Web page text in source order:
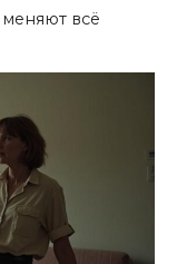
всё